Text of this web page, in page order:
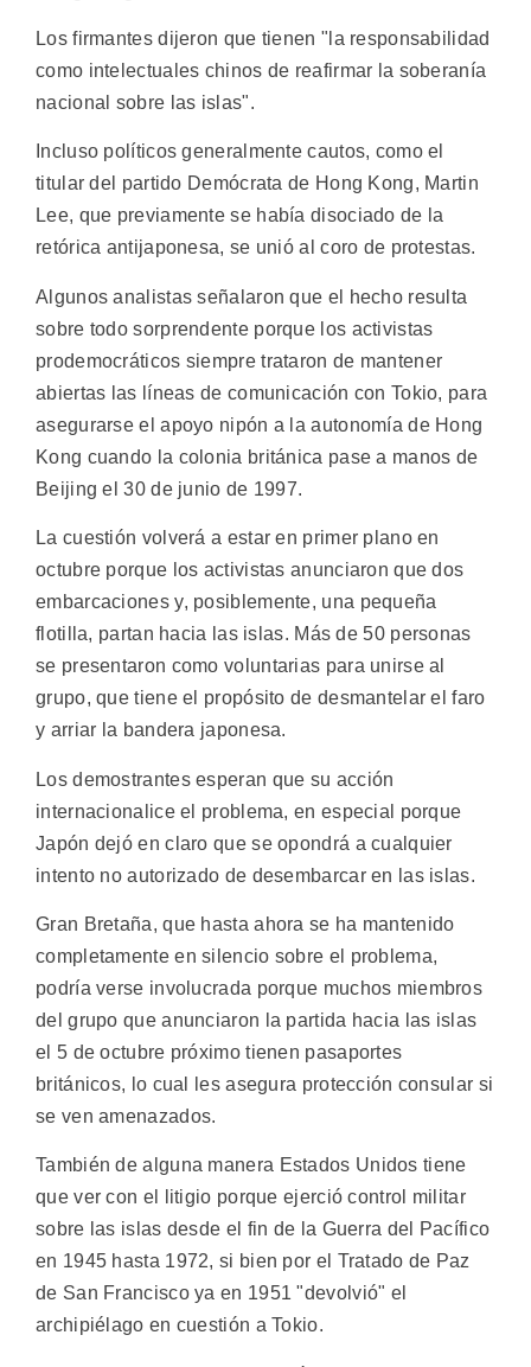
Los firmantes dijeron que tienen "la responsabilidad
como intelectuales chinos de reafirmar la soberanía
nacional sobre las islas".
Incluso políticos generalmente cautos, como el
titular del partido Demócrata de Hong Kong, Martin
Lee, que previamente se había disociado de la
retórica antijaponesa, se unió al coro de protestas.
Algunos analistas señalaron que el hecho resulta
sobre todo sorprendente porque los activistas
prodemocráticos siempre trataron de mantener
abiertas las líneas de comunicación con Tokio, para
asegurarse el apoyo nipón a la autonomía de Hong
Kong cuando la colonia británica pase a manos de
Beijing el 30 de junio de 1997.
La cuestión volverá a estar en primer plano en
octubre porque los activistas anunciaron que dos
embarcaciones y, posiblemente, una pequeña
flotilla, partan hacia las islas. Más de 50 personas
se presentaron como voluntarias para unirse al
grupo, que tiene el propósito de desmantelar el faro
y arriar la bandera japonesa.
Los demostrantes esperan que su acción
internacionalice el problema, en especial porque
Japón dejó en claro que se opondrá a cualquier
intento no autorizado de desembarcar en las islas.
Gran Bretaña, que hasta ahora se ha mantenido
completamente en silencio sobre el problema,
podría verse involucrada porque muchos miembros
del grupo que anunciaron la partida hacia las islas
el 5 de octubre próximo tienen pasaportes
británicos, lo cual les asegura protección consular si
se ven amenazados.
También de alguna manera Estados Unidos tiene
que ver con el litigio porque ejerció control militar
sobre las islas desde el fin de la Guerra del Pacífico
en 1945 hasta 1972, si bien por el Tratado de Paz
de San Francisco ya en 1951 "devolvió" el
archipiélago en cuestión a Tokio.